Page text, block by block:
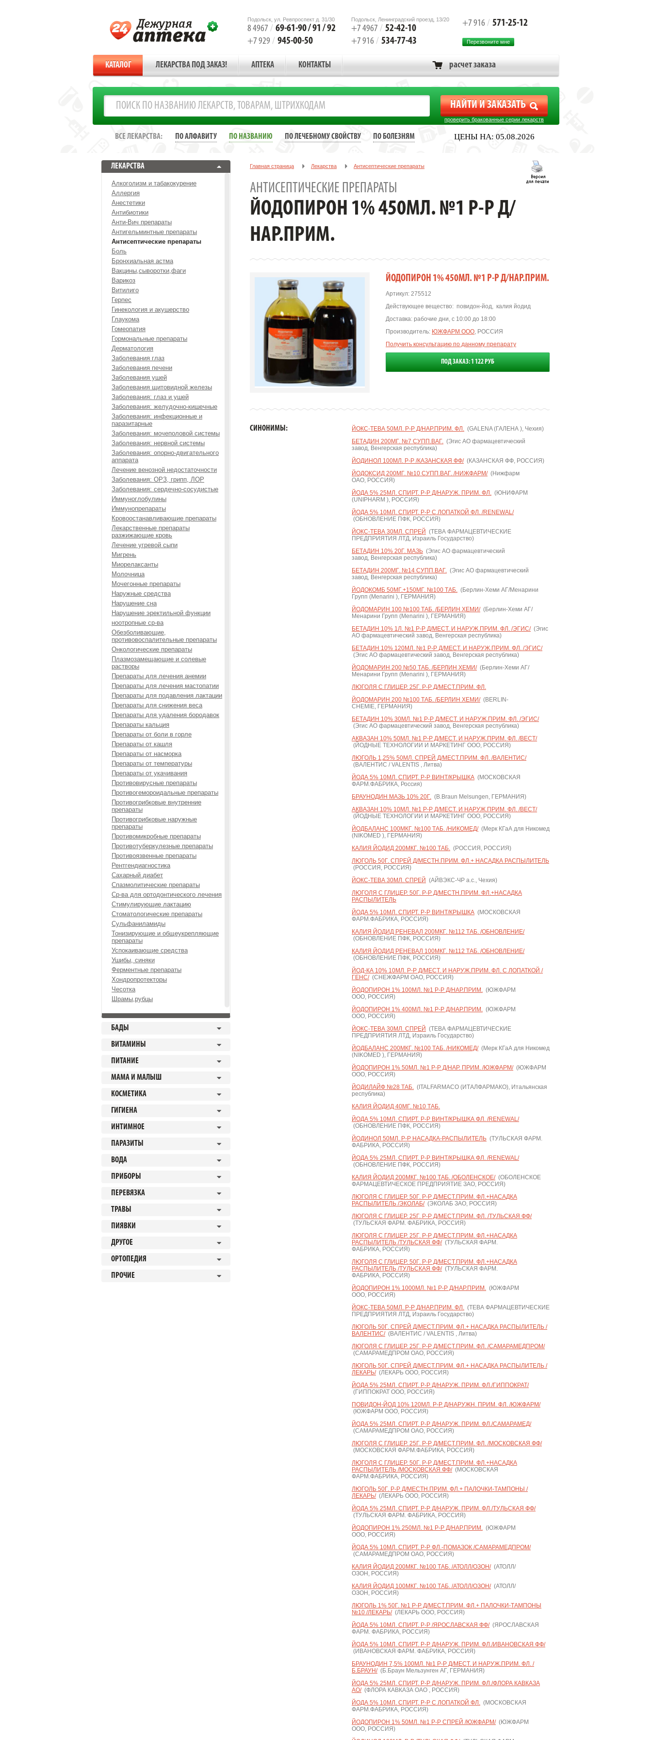
Подольск, ул. Ревпроспект д. 31/30
8 4967 / 69-61-90 / 91 / 92
+7 929 / 945-00-50
Подольск, Ленинградский проезд, 13/20
+7 4967 / 52-42-10
+7 916 / 534-77-43
+7 916 / 571-25-12
Перезвоните мне
КАТАЛОГ ЛЕКАРСТВА ПОД ЗАКАЗ! АПТЕКА КОНТАКТЫ расчет заказа
проверить бракованные серии лекарств
ЦЕНЫ НА: 05.08.2026
ВСЕ ЛЕКАРСТВА: ПО АЛФАВИТУ ПО НАЗВАНИЮ ПО ЛЕЧЕБНОМУ СВОЙСТВУ ПО БОЛЕЗНЯМ
ЛЕКАРСТВА
Алкоголизм и табакокурение
Аллергия
Анестетики
Антибиотики
Анти-Вич препараты
Антигельминтные препараты
Антисептические препараты
Боль
Бронхиальная астма
Вакцины,сыворотки,фаги
Варикоз
Витилиго
Герпес
Гинекология и акушерство
Глаукома
Гомеопатия
Гормональные препараты
Дерматология
Заболевания глаз
Заболевания печени
Заболевания ушей
Заболевания щитовидной железы
Заболевания: глаз и ушей
Заболевания: желудочно-кишечные
Заболевания: инфекционные и
паразитарные
Заболевания: мочеполовой системы
Заболевания: нервной системы
Заболевания: опорно-двигательного
аппарата
Лечение венозной недостаточности
Заболевания: ОРЗ, грипп, ЛОР
Заболевания: сердечно-сосудистые
Иммуноглобулины
Иммунопрепараты
Кровоостанавливающие препараты
Лекарственные препараты
разжижающие кровь
Лечение угревой сыпи
Мигрень
Миорелаксанты
Молочница
Мочегонные препараты
Наружные средства
Нарушение сна
Нарушение эректильной функции
ноотропные ср-ва
Обезболивающие,
противовоспалительные препараты
Онкологические препараты
Плазмозамещающие и солевые
растворы
Препараты для лечения анемии
Препараты для лечения мастопатии
Препараты для подавления лактации
Препараты для снижения веса
Препараты для удаления бородавок
Препараты кальция
Препараты от боли в горле
Препараты от кашля
Препараты от насморка
Препараты от температуры
Препараты от укачивания
Противовирусные препараты
Противогемороидальные препараты
Противогрибковые внутренние
препараты
Противогрибковые наружные
препараты
Противомикробные препараты
Противотуберкулезные препараты
Противоязвенные препараты
Рентгендиагностика
Сахарный диабет
Спазмолитические препараты
Ср-ва для ортодонтического лечения
Стимулирующие лактацию
Стоматологические препараты
Сульфаниламиды
Тонизирующие и общеукрепляющие
препараты
Успокаивающие средства
Ушибы, синяки
Ферментные препараты
Хондропротекторы
Чесотка
Шрамы,рубцы
БАДЫ
ВИТАМИНЫ
ПИТАНИЕ
МАМА И МАЛЫШ
КОСМЕТИКА
ГИГИЕНА
ИНТИМНОЕ
ПАРАЗИТЫ
ВОДА
ПРИБОРЫ
ПЕРЕВЯЗКА
ТРАВЫ
ПИЯВКИ
ДРУГОЕ
ОРТОПЕДИЯ
ПРОЧИЕ
Главная страница Лекарства Антисептические препараты
АНТИСЕПТИЧЕСКИЕ ПРЕПАРАТЫ
ЙОДОПИРОН 1% 450МЛ. №1 Р-Р Д/
НАР.ПРИМ.
ЙОДОПИРОН 1% 450МЛ. №1 Р-Р Д/НАР.ПРИМ.
Артикул: 275512
Действующее вещество: повидон-йод, калия йодид
Доставка: рабочие дни, с 10:00 до 18:00
Производитель: ЮЖФАРМ ООО, РОССИЯ
Получить консультацию по данному препарату
ПОД ЗАКАЗ: 1 122 РУБ
СИНОНИМЫ: ЙОКС-ТЕВА 50МЛ. Р-Р Д/НАР.ПРИМ. ФЛ. (GALENA (ГАЛЕНА ), Чехия)
БЕТАДИН 200МГ. №7 СУПП.ВАГ. (Эгис АО фармацевтический
завод, Венгерская республика)
ЙОДИНОЛ 100МЛ. Р-Р /КАЗАНСКАЯ ФФ/(КАЗАНСКАЯ ФФ, РОССИЯ)
ЙОДОКСИД 200МГ. №10 СУПП.ВАГ. /НИЖФАРМ/(Нижфарм
ОАО, РОССИЯ)
ЙОДА 5% 25МЛ. СПИРТ. Р-Р Д/НАРУЖ. ПРИМ. ФЛ. (ЮНИФАРМ
(UNIPHARM ), РОССИЯ)
ЙОДА 5% 10МЛ. СПИРТ. Р-Р С ЛОПАТКОЙ ФЛ. /RENEWAL/
(ОБНОВЛЕНИЕ ПФК, РОССИЯ)
ЙОКС-ТЕВА 30МЛ. СПРЕЙ (ТЕВА ФАРМАЦЕВТИЧЕСКИЕ
ПРЕДПРИЯТИЯ ЛТД, Израиль Государство)
БЕТАДИН 10% 20Г. МАЗЬ (Эгис АО фармацевтический
завод, Венгерская республика)
БЕТАДИН 200МГ. №14 СУПП.ВАГ. (Эгис АО фармацевтический
завод, Венгерская республика)
ЙОДОКОМБ 50МГ.+150МГ. №100 ТАБ. (Берлин-Хеми АГ/Менарини
Групп (Menarini ), ГЕРМАНИЯ)
ЙОДОМАРИН 100 №100 ТАБ. /БЕРЛИН ХЕМИ/(Берлин-Хеми АГ/
Менарини Групп (Menarini ), ГЕРМАНИЯ)
БЕТАДИН 10% 1Л. №1 Р-Р Д/МЕСТ. И НАРУЖ.ПРИМ. ФЛ. /ЭГИС/(Эгис
АО фармацевтический завод, Венгерская республика)
БЕТАДИН 10% 120МЛ. №1 Р-Р Д/МЕСТ. И НАРУЖ.ПРИМ. ФЛ. /ЭГИС/
(Эгис АО фармацевтический завод, Венгерская республика)
ЙОДОМАРИН 200 №50 ТАБ. /БЕРЛИН ХЕМИ/(Берлин-Хеми АГ/
Менарини Групп (Menarini ), ГЕРМАНИЯ)
ЛЮГОЛЯ С ГЛИЦЕР. 25Г. Р-Р Д/МЕСТ.ПРИМ. ФЛ.
ЙОДОМАРИН 200 №100 ТАБ. /БЕРЛИН ХЕМИ/(BERLIN-
CHEMIE, ГЕРМАНИЯ)
БЕТАДИН 10% 30МЛ. №1 Р-Р Д/МЕСТ. И НАРУЖ.ПРИМ. ФЛ. /ЭГИС/
(Эгис АО фармацевтический завод, Венгерская республика)
АКВАЗАН 10% 50МЛ. №1 Р-Р Д/МЕСТ. И НАРУЖ.ПРИМ. ФЛ. /ВЕСТ/
(ЙОДНЫЕ ТЕХНОЛОГИИ И МАРКЕТИНГ ООО, РОССИЯ)
ЛЮГОЛЬ 1,25% 50МЛ. СПРЕЙ Д/МЕСТ.ПРИМ. ФЛ. /ВАЛЕНТИС/
(ВАЛЕНТИС / VALENTIS , Литва)
ЙОДА 5% 10МЛ. СПИРТ. Р-Р ВИНТ/КРЫШКА (МОСКОВСКАЯ
ФАРМ.ФАБРИКА, Россия)
БРАУНОДИН МАЗЬ 10% 20Г. (B.Braun Melsungen, ГЕРМАНИЯ)
АКВАЗАН 10% 10МЛ. №1 Р-Р Д/МЕСТ. И НАРУЖ.ПРИМ. ФЛ. /ВЕСТ/
(ЙОДНЫЕ ТЕХНОЛОГИИ И МАРКЕТИНГ ООО, РОССИЯ)
ЙОДБАЛАНС 100МКГ. №100 ТАБ. /НИКОМЕД/(Мерк КГаА для Никомед
(NIKOMED ), ГЕРМАНИЯ)
КАЛИЯ ЙОДИД 200МКГ. №100 ТАБ. (РОССИЯ, РОССИЯ)
ЛЮГОЛЬ 50Г. СПРЕЙ Д/МЕСТН.ПРИМ. ФЛ.+ НАСАДКА РАСПЫЛИТЕЛЬ
(РОССИЯ, РОССИЯ)
ЙОКС-ТЕВА 30МЛ. СПРЕЙ (АЙВЭКС-ЧР а.с., Чехия)
ЛЮГОЛЯ С ГЛИЦЕР. 50Г. Р-Р Д/МЕСТН.ПРИМ. ФЛ.+НАСАДКА
РАСПЫЛИТЕЛЬ
ЙОДА 5% 10МЛ. СПИРТ. Р-Р ВИНТ/КРЫШКА (МОСКОВСКАЯ
ФАРМ.ФАБРИКА, РОССИЯ)
КАЛИЯ ЙОДИД РЕНЕВАЛ 200МКГ. №112 ТАБ. /ОБНОВЛЕНИЕ/
(ОБНОВЛЕНИЕ ПФК, РОССИЯ)
КАЛИЯ ЙОДИД РЕНЕВАЛ 100МКГ. №112 ТАБ. /ОБНОВЛЕНИЕ/
(ОБНОВЛЕНИЕ ПФК, РОССИЯ)
ЙОД-КА 10% 10МЛ. Р-Р Д/МЕСТ. И НАРУЖ.ПРИМ. ФЛ. С ЛОПАТКОЙ /
ГЕНС/(СНЕЖФАРМ ОАО, РОССИЯ)
ЙОДОПИРОН 1% 100МЛ. №1 Р-Р Д/НАР.ПРИМ. (ЮЖФАРМ
ООО, РОССИЯ)
ЙОДОПИРОН 1% 400МЛ. №1 Р-Р Д/НАР.ПРИМ. (ЮЖФАРМ
ООО, РОССИЯ)
ЙОКС-ТЕВА 30МЛ. СПРЕЙ (ТЕВА ФАРМАЦЕВТИЧЕСКИЕ
ПРЕДПРИЯТИЯ ЛТД, Израиль Государство)
ЙОДБАЛАНС 200МКГ. №100 ТАБ. /НИКОМЕД/(Мерк КГаА для Никомед
(NIKOMED ), ГЕРМАНИЯ)
ЙОДОПИРОН 1% 50МЛ. №1 Р-Р Д/НАР. ПРИМ. /ЮЖФАРМ/(ЮЖФАРМ
ООО, РОССИЯ)
ЙОДИЛАЙФ №28 ТАБ. (ITALFARMACO (ИТАЛФАРМАКО), Итальянская
республика)
КАЛИЯ ЙОДИД 40МГ. №10 ТАБ.
ЙОДА 5% 10МЛ. СПИРТ. Р-Р ВИНТ/КРЫШКА ФЛ. /RENEWAL/
(ОБНОВЛЕНИЕ ПФК, РОССИЯ)
ЙОДИНОЛ 50МЛ. Р-Р НАСАДКА-РАСПЫЛИТЕЛЬ (ТУЛЬСКАЯ ФАРМ.
ФАБРИКА, РОССИЯ)
ЙОДА 5% 25МЛ. СПИРТ. Р-Р ВИНТ/КРЫШКА ФЛ. /RENEWAL/
(ОБНОВЛЕНИЕ ПФК, РОССИЯ)
КАЛИЯ ЙОДИД 200МКГ. №100 ТАБ. /ОБОЛЕНСКОЕ/(ОБОЛЕНСКОЕ
ФАРМАЦЕВТИЧЕСКОЕ ПРЕДПРИЯТИЕ ЗАО, РОССИЯ)
ЛЮГОЛЯ С ГЛИЦЕР. 50Г. Р-Р Д/МЕСТ.ПРИМ. ФЛ.+НАСАДКА
РАСПЫЛИТЕЛЬ /ЭКОЛАБ/(ЭКОЛАБ ЗАО, РОССИЯ)
ЛЮГОЛЯ С ГЛИЦЕР. 25Г. Р-Р Д/МЕСТ.ПРИМ. ФЛ. /ТУЛЬСКАЯ ФФ/
(ТУЛЬСКАЯ ФАРМ. ФАБРИКА, РОССИЯ)
ЛЮГОЛЯ С ГЛИЦЕР. 25Г. Р-Р Д/МЕСТ.ПРИМ. ФЛ.+НАСАДКА
РАСПЫЛИТЕЛЬ /ТУЛЬСКАЯ ФФ/(ТУЛЬСКАЯ ФАРМ.
ФАБРИКА, РОССИЯ)
ЛЮГОЛЯ С ГЛИЦЕР. 50Г. Р-Р Д/МЕСТ.ПРИМ. ФЛ.+НАСАДКА
РАСПЫЛИТЕЛЬ /ТУЛЬСКАЯ ФФ/(ТУЛЬСКАЯ ФАРМ.
ФАБРИКА, РОССИЯ)
ЙОДОПИРОН 1% 1000МЛ. №1 Р-Р Д/НАР.ПРИМ. (ЮЖФАРМ
ООО, РОССИЯ)
ЙОКС-ТЕВА 50МЛ. Р-Р Д/НАР.ПРИМ. ФЛ. (ТЕВА ФАРМАЦЕВТИЧЕСКИЕ
ПРЕДПРИЯТИЯ ЛТД, Израиль Государство)
ЛЮГОЛЬ 50Г. СПРЕЙ Д/МЕСТ.ПРИМ. ФЛ.+ НАСАДКА РАСПЫЛИТЕЛЬ /
ВАЛЕНТИС/(ВАЛЕНТИС / VALENTIS , Литва)
ЛЮГОЛЯ С ГЛИЦЕР. 25Г. Р-Р Д/МЕСТ.ПРИМ. ФЛ. /САМАРАМЕДПРОМ/
(САМАРАМЕДПРОМ ОАО, РОССИЯ)
ЛЮГОЛЬ 50Г. СПРЕЙ Д/МЕСТ.ПРИМ. ФЛ.+ НАСАДКА РАСПЫЛИТЕЛЬ /
ЛЕКАРЬ/(ЛЕКАРЬ ООО, РОССИЯ)
ЙОДА 5% 25МЛ. СПИРТ. Р-Р Д/НАРУЖ. ПРИМ. ФЛ./ГИППОКРАТ/
(ГИППОКРАТ ООО, РОССИЯ)
ПОВИДОН-ЙОД 10% 120МЛ. Р-Р Д/НАРУЖН. ПРИМ. ФЛ. /ЮЖФАРМ/
(ЮЖФАРМ ООО, РОССИЯ)
ЙОДА 5% 25МЛ. СПИРТ. Р-Р Д/НАРУЖ. ПРИМ. ФЛ./САМАРАМЕД/
(САМАРАМЕДПРОМ ОАО, РОССИЯ)
ЛЮГОЛЯ С ГЛИЦЕР. 25Г. Р-Р Д/МЕСТ.ПРИМ. ФЛ. /МОСКОВСКАЯ ФФ/
(МОСКОВСКАЯ ФАРМ.ФАБРИКА, РОССИЯ)
ЛЮГОЛЯ С ГЛИЦЕР. 50Г. Р-Р Д/МЕСТ.ПРИМ. ФЛ.+НАСАДКА
РАСПЫЛИТЕЛЬ /МОСКОВСКАЯ ФФ/(МОСКОВСКАЯ
ФАРМ.ФАБРИКА, РОССИЯ)
ЛЮГОЛЬ 50Г. Р-Р Д/МЕСТН.ПРИМ. ФЛ.+ ПАЛОЧКИ-ТАМПОНЫ /
ЛЕКАРЬ/(ЛЕКАРЬ ООО, РОССИЯ)
ЙОДА 5% 25МЛ. СПИРТ. Р-Р Д/НАРУЖ. ПРИМ. ФЛ./ТУЛЬСКАЯ ФФ/
(ТУЛЬСКАЯ ФАРМ. ФАБРИКА, РОССИЯ)
ЙОДОПИРОН 1% 250МЛ. №1 Р-Р Д/НАР.ПРИМ. (ЮЖФАРМ
ООО, РОССИЯ)
ЙОДА 5% 10МЛ. СПИРТ. Р-Р ФЛ.-ПОМАЗОК /САМАРАМЕДПРОМ/
(САМАРАМЕДПРОМ ОАО, РОССИЯ)
КАЛИЯ ЙОДИД 200МКГ. №100 ТАБ. /АТОЛЛ/ОЗОН/(АТОЛЛ/
ОЗОН, РОССИЯ)
КАЛИЯ ЙОДИД 100МКГ. №100 ТАБ. /АТОЛЛ/ОЗОН/(АТОЛЛ/
ОЗОН, РОССИЯ)
ЛЮГОЛЬ 1% 50Г. №1 Р-Р Д/МЕСТ.ПРИМ. ФЛ.+ ПАЛОЧКИ-ТАМПОНЫ
№10 /ЛЕКАРЬ/(ЛЕКАРЬ ООО, РОССИЯ)
ЙОДА 5% 10МЛ. СПИРТ. Р-Р /ЯРОСЛАВСКАЯ ФФ/(ЯРОСЛАВСКАЯ
ФАРМ. ФАБРИКА, РОССИЯ)
ЙОДА 5% 10МЛ. СПИРТ. Р-Р Д/НАРУЖ. ПРИМ. ФЛ./ИВАНОВСКАЯ ФФ/
(ИВАНОВСКАЯ ФАРМ. ФАБРИКА, РОССИЯ)
БРАУНОДИН 7,5% 100МЛ. №1 Р-Р Д/МЕСТ. И НАРУЖ.ПРИМ. ФЛ. /
Б.БРАУН/(Б.Браун Мельзунген АГ, ГЕРМАНИЯ)
ЙОДА 5% 25МЛ. СПИРТ. Р-Р Д/НАРУЖ. ПРИМ. ФЛ./ФЛОРА КАВКАЗА
АО/(ФЛОРА КАВКАЗА ОАО , РОССИЯ)
ЙОДА 5% 10МЛ. СПИРТ. Р-Р С ЛОПАТКОЙ ФЛ. (МОСКОВСКАЯ
ФАРМ.ФАБРИКА, РОССИЯ)
ЙОДОПИРОН 1% 50МЛ. №1 Р-Р СПРЕЙ /ЮЖФАРМ/(ЮЖФАРМ
ООО, РОССИЯ)